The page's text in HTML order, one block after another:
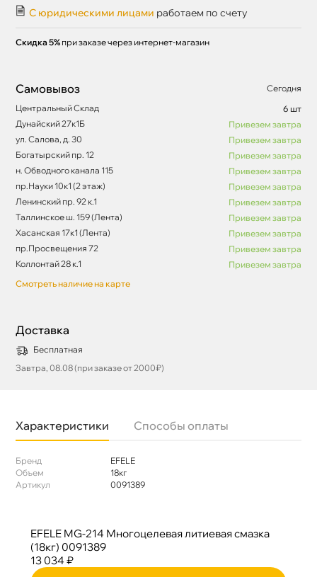
С юридическими лицами работаем по счету
Скидка 5% при заказе через интернет-магазин
Самовывоз
Сегодня
Центральный Склад
6 шт
Дунайский 27к1Б
Привезем завтра
ул. Салова, д. 30
Привезем завтра
Богатырский пр. 12
Привезем завтра
н. Обводного канала 115
Привезем завтра
пр.Науки 10к1 (2 этаж)
Привезем завтра
Ленинский пр. 92 к.1
Привезем завтра
Таллинское ш. 159 (Лента)
Привезем завтра
Хасанская 17к1 (Лента)
Привезем завтра
пр.Просвещения 72
Привезем завтра
Коллонтай 28 к.1
Привезем завтра
Смотреть наличие на карте
Доставка
Бесплатная
Завтра, 08.08 (при заказе от 2000₽)
Характеристики Способы оплаты
Бренд
EFELE
Объем
18к
Артикул
0091389
EFELE MG-214 Многоцелевая литиевая смазка
(18кг) 0091389
13 034 ₽